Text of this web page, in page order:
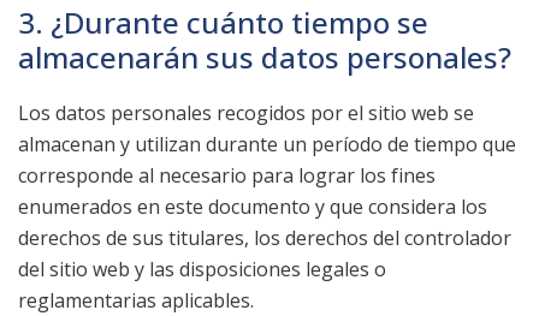
3. ¿Durante cuánto tiempo se
almacenarán sus datos personales?
Los datos personales recogidos por el sitio web se
almacenan y utilizan durante un período de tiempo que
corresponde al necesario para lograr los fines
enumerados en este documento y que considera los
derechos de sus titulares, los derechos del controlador
del sitio web y las disposiciones legales o
reglamentarias aplicables.